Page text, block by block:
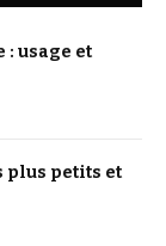
: usage et
plus petits et